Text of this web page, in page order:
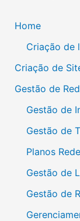
Home
Criação de
Criação de
Gestão de
Gestão de
Gestão de
Planos
Gestão de
Gestão de